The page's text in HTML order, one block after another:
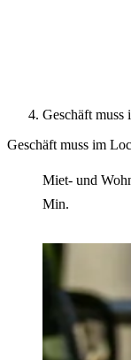
Geschäft muss
Geschäft muss im
Miet- und
Min.